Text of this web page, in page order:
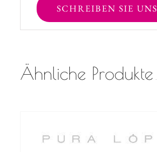
SCHREIBEN SIE UNS
Ähnliche Produkte